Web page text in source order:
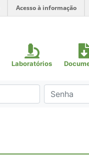
Acesso à informação
Laboratórios